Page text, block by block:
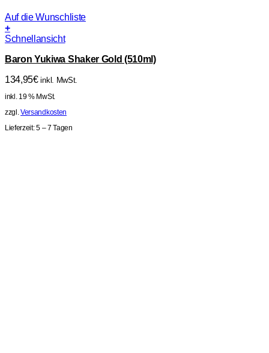
Auf die Wunschliste
+
Schnellansicht
Baron Yukiwa Shaker Gold (510ml)
134,95€ inkl. MwSt.
inkl. 19 % MwSt.
zzgl.Versandkosten
Lieferzeit:5 – 7 Tagen